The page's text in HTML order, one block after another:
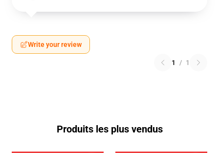
Write your review
1 / 1
Produits les plus vendus